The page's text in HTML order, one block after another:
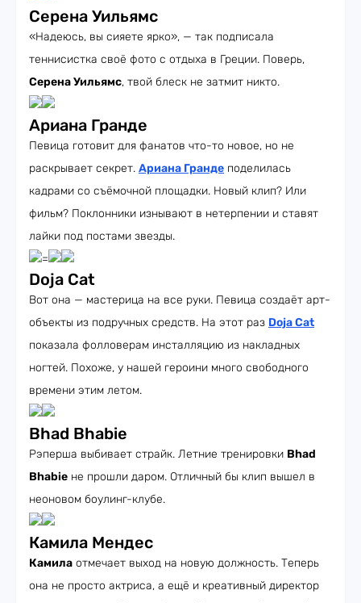
Серена Уильямс
«Надеюсь, вы сияете ярко», — так подписала
теннисистка своё фото с отдыха в Греции. Поверь,
Серена Уильямс, твой блеск не затмит никто.
Ариана Гранде
Певица готовит для фанатов что-то новое, но не
раскрывает секрет. Ариана Гранде поделилась
кадрами со съёмочной площадки. Новый клип? Или
фильм? Поклонники изнывают в нетерпении и ставят
лайки под постами звезды.
=
Doja Cat
Вот она — мастерица на все руки. Певица создаёт арт-
объекты из подручных средств. На этот раз Doja Cat
показала фолловерам инсталляцию из накладных
ногтей. Похоже, у нашей героини много свободного
времени этим летом.
Bhad Bhabie
Рэперша выбивает страйк. Летние тренировки Bhad
Bhabie не прошли даром. Отличный бы клип вышел в
неоновом боулинг-клубе.
Камила Мендес
Камила отмечает выход на новую должность. Теперь
она не просто актриса, а ещё и креативный директор